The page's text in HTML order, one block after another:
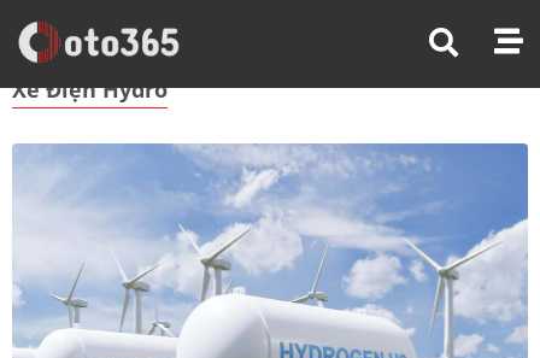
Trang Chủ Xe Điện Hydro
Xe Điện Hydro